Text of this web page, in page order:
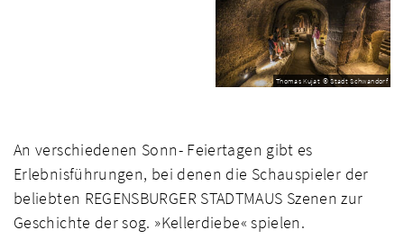
Thomas Kujat © Stadt Schwandorf
An verschiedenen Sonn- Feiertagen gibt es
Erlebnisführungen, bei denen die Schauspieler der
beliebten REGENSBURGER STADTMAUS Szenen zur
Geschichte der sog. »Kellerdiebe« spielen.